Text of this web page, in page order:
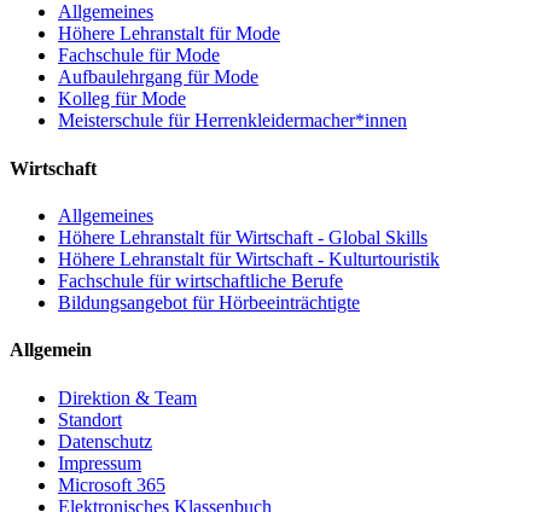
Allgemeines
Höhere Lehranstalt für Mode
Fachschule für Mode
Aufbaulehrgang für Mode
Kolleg für Mode
Meisterschule für Herrenkleidermacher*innen
Wirtschaft
Allgemeines
Höhere Lehranstalt für Wirtschaft - Global Skills
Höhere Lehranstalt für Wirtschaft - Kulturtouristik
Fachschule für wirtschaftliche Berufe
Bildungsangebot für Hörbeeinträchtigte
Allgemein
Direktion & Team
Standort
Datenschutz
Impressum
Microsoft 365
Elektronisches Klassenbuch